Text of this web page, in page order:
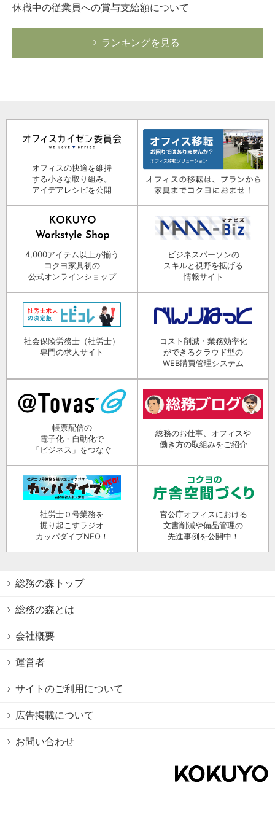
休職中の従業員への賞与支給額について
ランキングを見る
オフィスの快適を維持
する小さな取り組み。
アイデアレシピを公開
4,000アイテム以上が揃う
コクヨ家具初の
公式オンラインショップ
ビジネスパーソンの
スキルと視野を拡げる
情報サイト
社会保険労務士（社労士）
専門の求人サイト
コスト削減・業務効率化
ができるクラウド型の
WEB購買管理システム
帳票配信の
電子化・自動化で
「ビジネス」をつなぐ
総務のお仕事、オフィスや
働き方の取組みをご紹介
社労士０号業務を
掘り起こすラジオ
カッパダイブNEO！
官公庁オフィスにおける
文書削減や備品管理の
先進事例を公開中！
総務の森トップ
総務の森とは
会社概要
運営者
サイトのご利用について
広告掲載について
お問い合わせ